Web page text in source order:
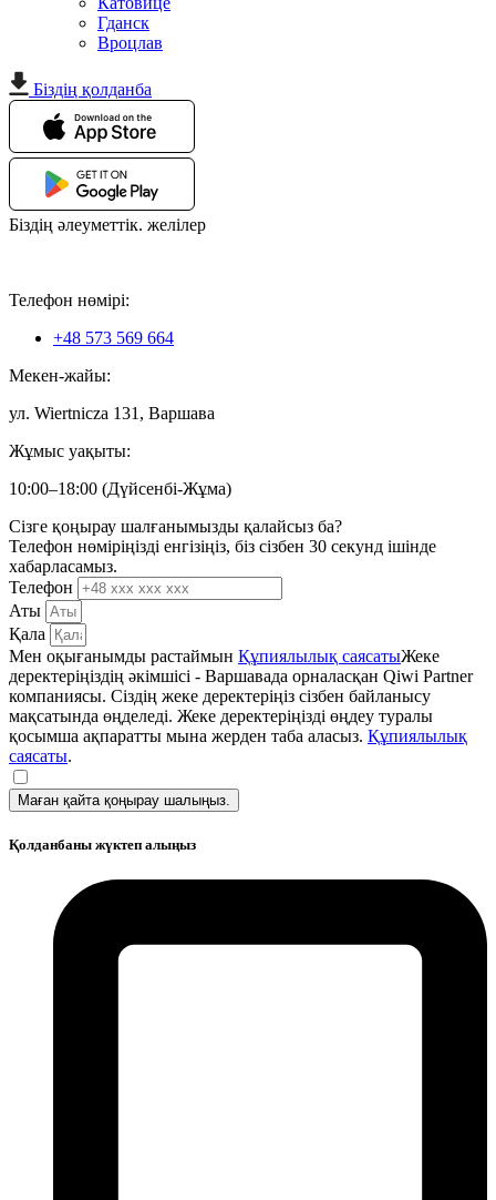
Гданск
Вроцлав
Біздің қолданба
Біздің әлеуметтік. желілер
Телефон нөмірі:
+48 573 569 664
Мекен-жайы:
ул. Wiertnicza 131, Варшава
Жұмыс уақыты:
10:00–18:00 (Дүйсенбі-Жұма)
Сізге қоңырау шалғанымызды қалайсыз ба?
Телефон нөміріңізді енгізіңіз, біз сізбен 30 секунд ішінде
хабарласамыз.
Телефон
Аты
Қала
Мен оқығанымды растаймын Құпиялылық саясатыЖеке
деректеріңіздің әкімшісі - Варшавада орналасқан Qiwi Partner
компаниясы. Сіздің жеке деректеріңіз сізбен байланысу
мақсатында өңделеді. Жеке деректеріңізді өңдеу туралы
қосымша ақпаратты мына жерден таба аласыз. Құпиялылық
саясаты.
Маған қайта қоңырау шалыңыз.
Қолданбаны жүктеп алыңыз